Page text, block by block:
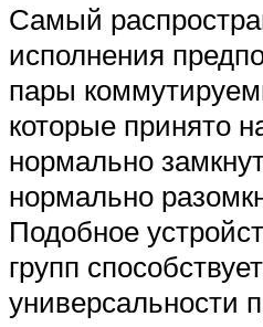
Самый
исполнения
пары
которые принято
нормально
нормально
Подобное
групп способствует
универсальности